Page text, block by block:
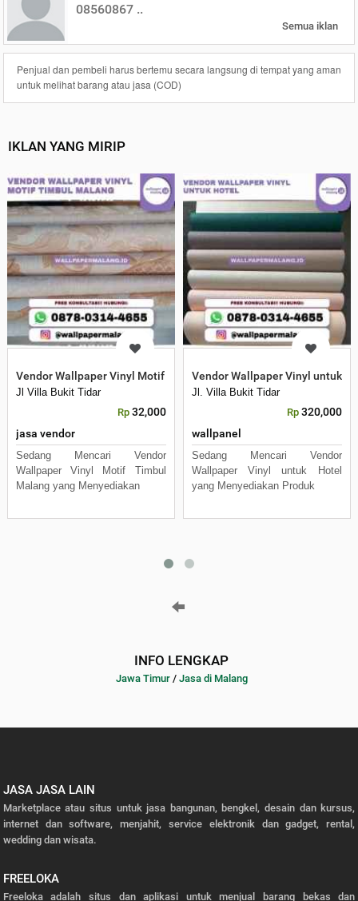
08560867 ..
Semua iklan
Penjual dan pembeli harus bertemu secara langsung di tempat yang aman
untuk melihat barang atau jasa (COD)
IKLAN YANG MIRIP
Vendor Wallpaper Vinyl Motif Timbul Malang
Jl Villa Bukit Tidar
Rp 32,000
jasa vendor
Sedang Mencari Vendor
Wallpaper Vinyl Motif Timbul
Malang yang Menyediakan
Vendor Wallpaper Vinyl untuk
Jl. Villa Bukit Tidar
Rp 320,000
wallpanel
Sedang Mencari Vendor
Wallpaper Vinyl untuk Hotel
yang Menyediakan Produk
INFO LENGKAP
Jawa Timur/ Jasa di Malang
JASA JASA LAIN
Marketplace atau situs untuk jasa bangunan, bengkel, desain dan kursus,
internet dan software, menjahit, service elektronik dan gadget, rental,
wedding dan wisata.
FREELOKA
Freeloka adalah situs dan aplikasi untuk menjual barang bekas dan